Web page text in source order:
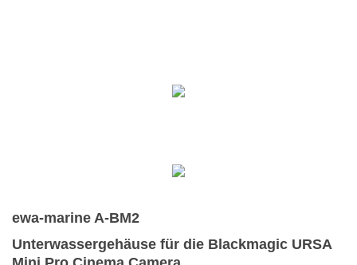
ewa-marine A-BM2
Unterwassergehäuse für die Blackmagic URSA